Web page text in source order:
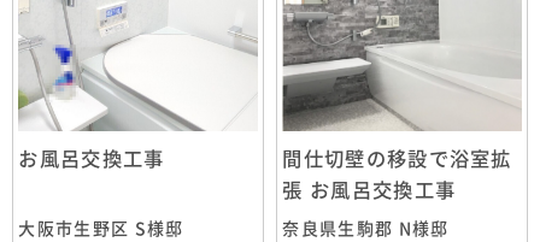
お風呂交換工事
大阪市生野区 S様邸
間仕切壁の移設で浴室拡
張 お風呂交換工事
奈良県生駒郡 N様邸